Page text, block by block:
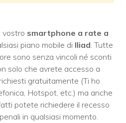
vostro smartphone a rate a
piano mobile di Iliad. Tutte
sono senza vincoli né sconti
solo che avrete accesso a
gratuitamente (Ti ho
Hotspot, etc.) ma anche
potete richiedere il recesso
in qualsiasi momento.